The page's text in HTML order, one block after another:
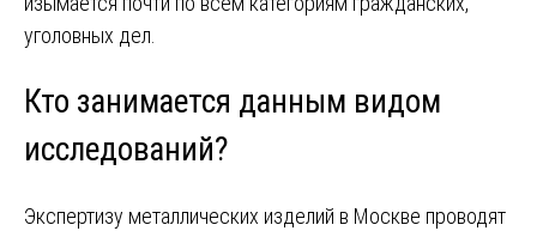
уголовных дел.
Кто занимается данным видом
исследований?
Экспертизу металлических изделий в Москве проводят